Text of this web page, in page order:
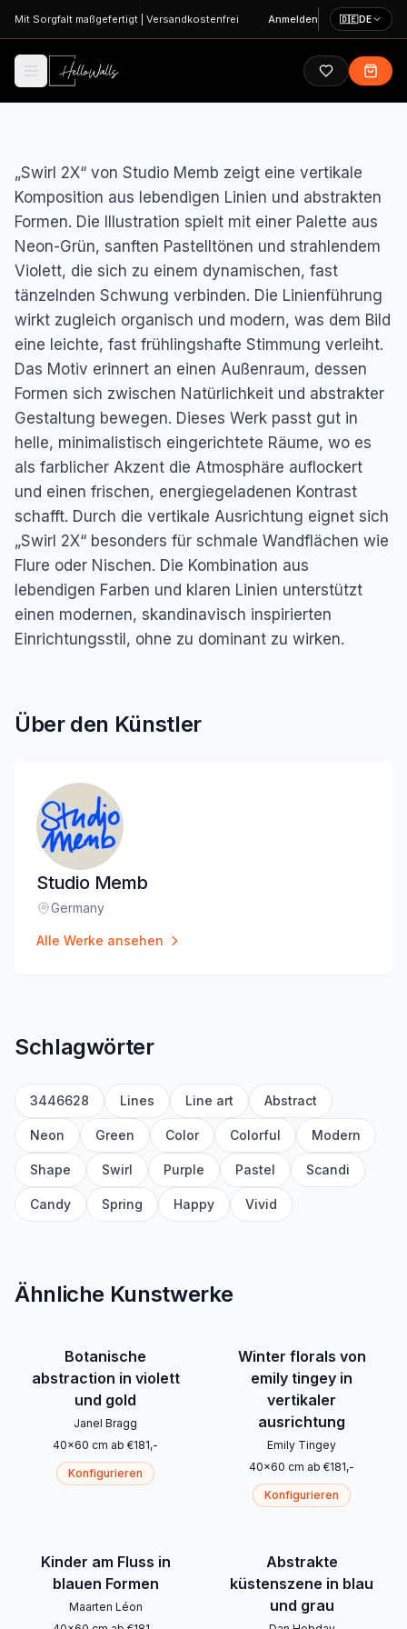
Zum Hauptinhalt springen
Mit Sorgfalt maßgefertigt Versandkostenfrei Anmelden 🇩🇪DE
„Swirl 2X“ von Studio Memb zeigt eine vertikale
Komposition aus lebendigen Linien und abstrakten
Formen. Die Illustration spielt mit einer Palette aus
Neon-Grün, sanften Pastelltönen und strahlendem
Violett, die sich zu einem dynamischen, fast
tänzelnden Schwung verbinden. Die Linienführung
wirkt zugleich organisch und modern, was dem Bild
eine leichte, fast frühlingshafte Stimmung verleiht.
Das Motiv erinnert an einen Außenraum, dessen
Formen sich zwischen Natürlichkeit und abstrakter
Gestaltung bewegen. Dieses Werk passt gut in
helle, minimalistisch eingerichtete Räume, wo es
als farblicher Akzent die Atmosphäre auflockert
und einen frischen, energiegeladenen Kontrast
schafft. Durch die vertikale Ausrichtung eignet sich
„Swirl 2X“ besonders für schmale Wandflächen wie
Flure oder Nischen. Die Kombination aus
lebendigen Farben und klaren Linien unterstützt
einen modernen, skandinavisch inspirierten
Einrichtungsstil, ohne zu dominant zu wirken.
Über den Künstler
Studio Memb
Standort:
Germany
Alle Werke ansehen
Schlagwörter
3446628 Lines Line art Abstract
Neon Green Color Colorful Modern
Shape Swirl Purple Pastel Scandi
Candy Spring Happy Vivid
Ähnliche Kunstwerke
Botanische
abstraction in violett
und gold
Janel Bragg
40x60 cm ab €181,-
Konfigurieren
Winter florals von
emily tingey in
vertikaler
ausrichtung
Emily Tingey
40x60 cm ab €181,-
Konfigurieren
Kinder am Fluss in
blauen Formen
Maarten Léon
Abstrakte
küstenszene in blau
und grau